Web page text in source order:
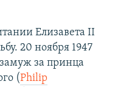
Елизавета II
20 ноября 1947
за принца
(Philip